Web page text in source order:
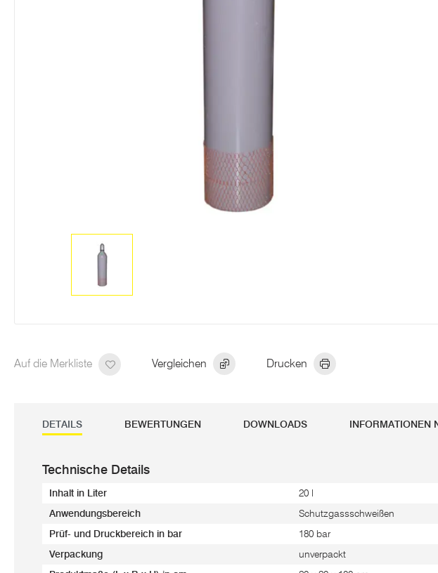
Auf die Merkliste Vergleichen Drucken
DETAILS BEWERTUNGEN DOWNLOADS INFORMATIONEN
Technische Details
Inhalt in Liter 20 l
Anwendungsbereich Schutzgassschweißen
Prüf- und Druckbereich in bar 180 bar
Verpackung unverpackt